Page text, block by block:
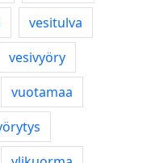
vesitulva
vesivyöry
vuotamaa